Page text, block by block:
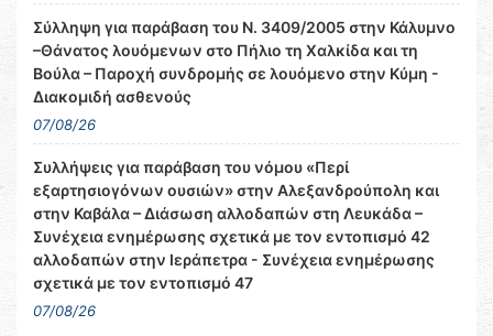
Σύλληψη για παράβαση του Ν. 3409/2005 στην Κάλυμνο
–Θάνατος λουόμενων στο Πήλιο τη Χαλκίδα και τη
Βούλα – Παροχή συνδρομής σε λουόμενο στην Κύμη -
Διακομιδή ασθενούς
07/08/26
Συλλήψεις για παράβαση του νόμου «Περί
εξαρτησιογόνων ουσιών» στην Αλεξανδρούπολη και
στην Καβάλα – Διάσωση αλλοδαπών στη Λευκάδα –
Συνέχεια ενημέρωσης σχετικά με τον εντοπισμό 42
αλλοδαπών στην Ιεράπετρα - Συνέχεια ενημέρωσης
σχετικά με τον εντοπισμό 47
07/08/26